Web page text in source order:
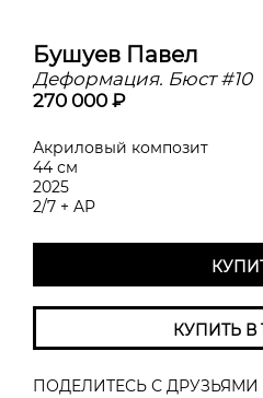
Бушуев Павел
Деформация. Бюст #10
270 000 ₽
Акриловый композит
44 см
2025
2/7 + AP
КУПИТЬ В
ПОДЕЛИТЕСЬ С ДРУЗЬЯМИ